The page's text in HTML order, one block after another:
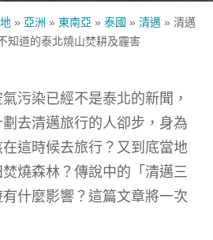
» 亞洲 » 東南亞 » 泰國 » 清邁 » 清邁
知道的泰北燒山焚耕及霾害
污染已經不是泰北的新聞，
去清邁旅行的人卻步，身為
這時候去旅行？又到底當地
燒森林？傳說中的「清邁三
什麼影響？這篇文章將一次